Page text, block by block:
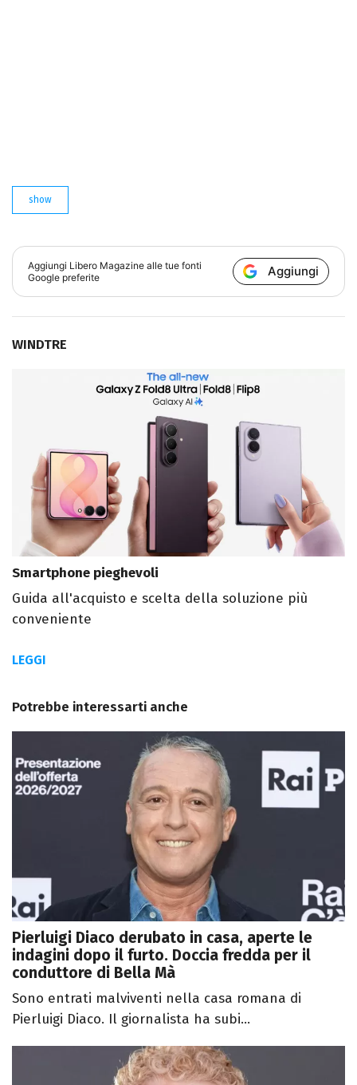
show
Aggiungi Libero Magazine alle tue fonti
Google preferite
Aggiungi
WINDTRE
Smartphone pieghevoli
Guida all'acquisto e scelta della soluzione più
conveniente
LEGGI
Potrebbe interessarti anche
Pierluigi Diaco derubato in casa, aperte le
indagini dopo il furto. Doccia fredda per il
conduttore di Bella Mà
Sono entrati malviventi nella casa romana di
Pierluigi Diaco. Il giornalista ha subi...